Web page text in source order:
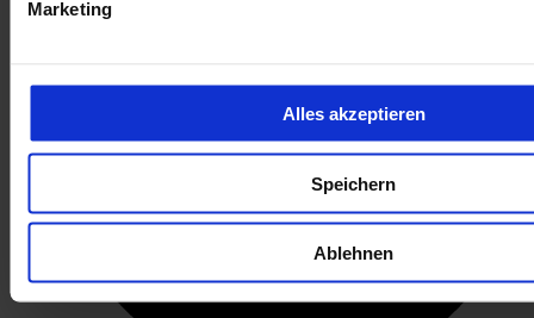
Marketing
Alles akzeptieren
Speichern
Ablehnen